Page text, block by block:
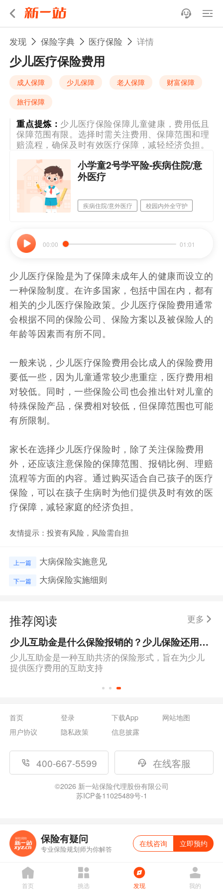
发现 保险字典 医疗保险 详情
少儿医疗保险费用
成人保障 少儿保障 老人保障
财富保障
旅行保障
重点提炼： 少儿医疗保险保障儿童健康，费用低且
保障范围有限。选择时需关注费用、保障范围和理
赔流程，确保及时有效医疗保障，减轻经济负担。
小学童2号学平险-疾病住院/意
外医疗
疾病住院/意外医疗
校园内外全守护
00:00 01:01
少儿医疗保险是为了保障未成年人的健康而设立的
一种保险制度。在许多国家，包括中国在内，都有
相关的少儿医疗保险政策。少儿医疗保险费用通常
会根据不同的保险公司、保险方案以及被保险人的
年龄等因素而有所不同。
一般来说，少儿医疗保险费用会比成人的保险费用
要低一些，因为儿童通常较少患重症，医疗费用相
对较低。同时，一些保险公司也会推出针对儿童的
特殊保险产品，保费相对较低，但保障范围也可能
有所限制。
家长在选择少儿医疗保险时，除了关注保险费用
外，还应该注意保险的保障范围、报销比例、理赔
流程等方面的内容。通过购买适合自己孩子的医疗
保险，可以在孩子生病时为他们提供及时有效的医
疗保障，减轻家庭的经济负担。
友情提示：投资有风险，风险需自担
上一篇 大病保险实施意见
下一篇 大病保险实施细则
推荐阅读 更多
少儿互助金是什么保险报销的？少儿保险还用买医疗保险吗？
少儿互助金是一种互助共济的保险形式，旨在为少儿
提供医疗费用的互助支持
首页 登录 下载App
网站地图
用户协议
隐私政策 信息披露
400-667-5599 在线客服
©2026新一站保险代理股份有限公司
苏ICP备11025489号-1
首页 挑选 发现 我的
保险有疑问
专业保险规划师为你解答
在线咨询 立即预约